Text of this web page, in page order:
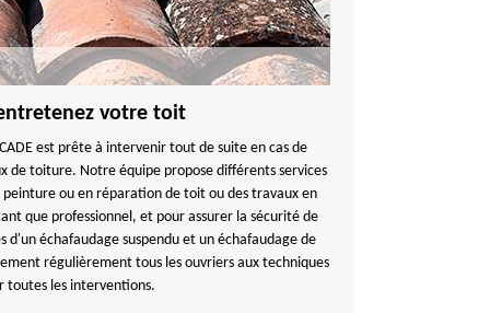
votre toit
est prête à intervenir tout de suite en cas de
de toiture. Notre équipe propose différents services
ou en réparation de toit ou des travaux en
que professionnel, et pour assurer la sécurité de
d'un échafaudage suspendu et un échafaudage de
régulièrement tous les ouvriers aux techniques
toutes les interventions.